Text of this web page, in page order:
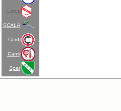
Lurup
SCALA
Cordi
Camli
Sper